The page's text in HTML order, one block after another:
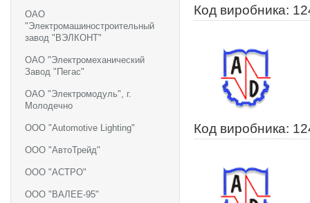
ОАО
"Электромашиностроительный
завод "ВЭЛКОНТ"
ОАО "Электромеханический
Завод "Пегас"
ОАО "Электромодуль", г.
Молодечно
ООО "Automotive Lighting"
ООО "АвтоТрейд"
ООО "АСТРО"
ООО "ВАЛЕЕ-95"
Код виробника:
Код виробника: